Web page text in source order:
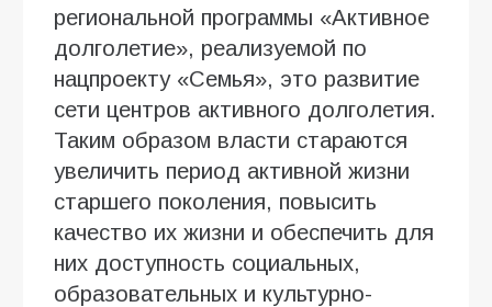
региональной программы «Активное
долголетие», реализуемой по
нацпроекту «Семья», это развитие
сети центров активного долголетия.
Таким образом власти стараются
увеличить период активной жизни
старшего поколения, повысить
качество их жизни и обеспечить для
них доступность социальных,
образовательных и культурно-